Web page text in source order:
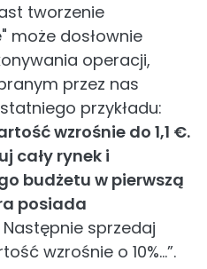
tworzenie
może dosłownie
operacji,
przez nas
przykładu:
wzrośnie do 1,1 €.
cały rynek i
budżetu w pierwszą
posiada
Następnie sprzedaj
wzrośnie o 10%...”.